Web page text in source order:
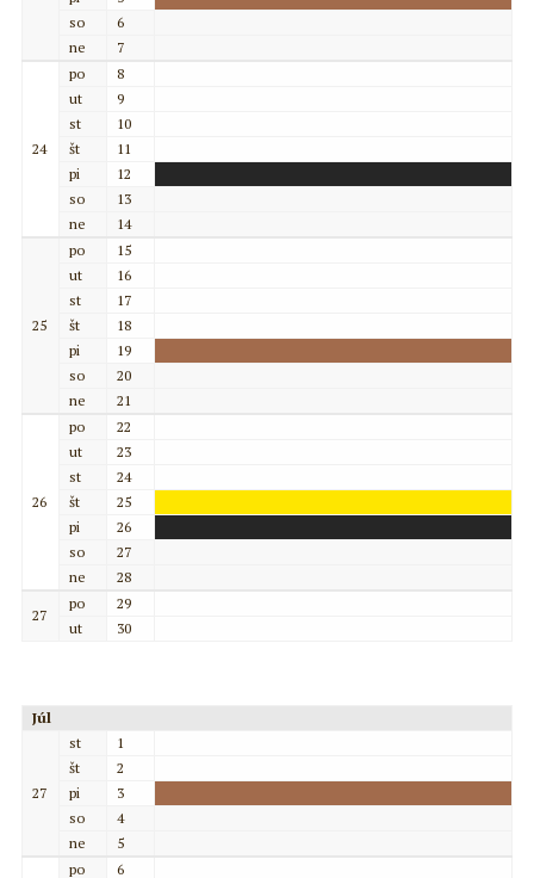
so
6
ne
7
24
po
8
ut
9
st
10
št
11
pi
12
so
13
ne
14
25
po
15
ut
16
st
17
št
18
pi
19
so
20
ne
21
26
po
22
ut
23
st
24
št
25
pi
26
so
27
ne
28
27
po
29
ut
30
Júl
27
st
1
št
2
pi
3
so
4
ne
5
po
6